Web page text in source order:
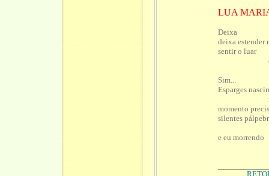
LUA
Deixa
deixa estender
sentir o luar
ondas
Sim...
Esparges
razão
momento
silentes
e eu morrendo